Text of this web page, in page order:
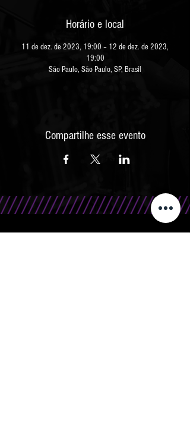
Horário e local
11 de dez. de 2023, 19:00 – 12 de dez. de 2023,
19:00
São Paulo, São Paulo, SP, Brasil
Compartilhe esse evento